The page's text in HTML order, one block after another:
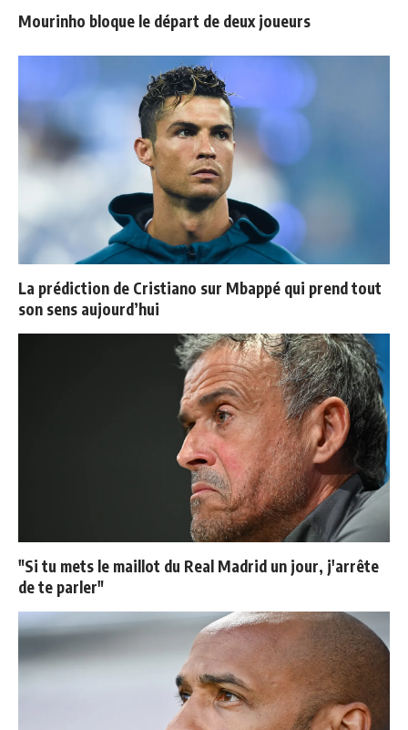
Mourinho bloque le départ de deux joueurs
La prédiction de Cristiano sur Mbappé qui prend tout
son sens aujourd’hui
"Si tu mets le maillot du Real Madrid un jour, j'arrête
de te parler"